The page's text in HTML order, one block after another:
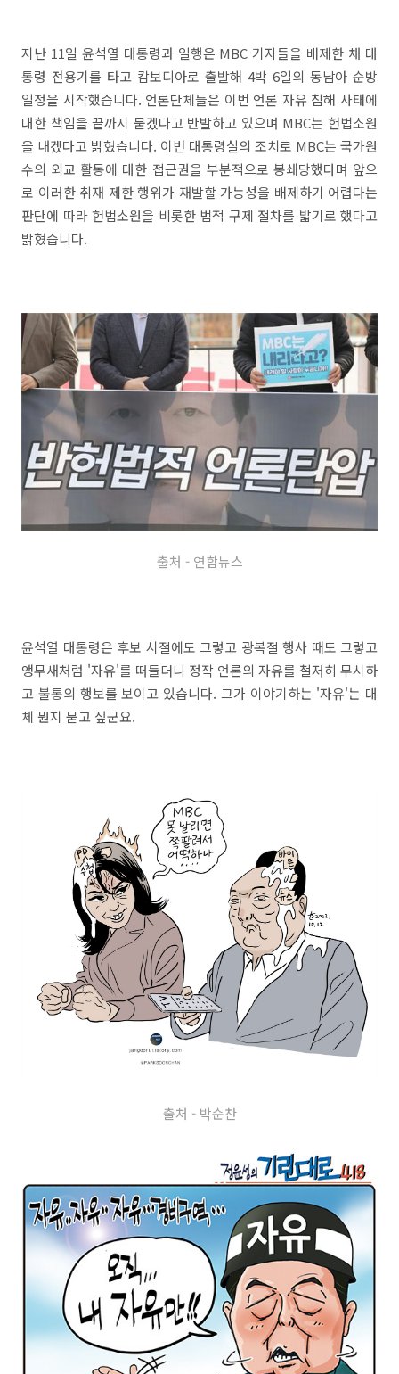
지난 11일 윤석열 대통령과 일행은 MBC 기자들을 배제한 채 대
통령 전용기를 타고 캄보디아로 출발해 4박 6일의 동남아 순방
일정을 시작했습니다. 언론단체들은 이번 언론 자유 침해 사태에
대한 책임을 끝까지 묻겠다고 반발하고 있으며 MBC는 헌법소원
을 내겠다고 밝혔습니다. 이번 대통령실의 조치로 MBC는 국가원
수의 외교 활동에 대한 접근권을 부분적으로 봉쇄당했다며 앞으
로 이러한 취재 제한 행위가 재발할 가능성을 배제하기 어렵다는
판단에 따라 헌법소원을 비롯한 법적 구제 절차를 밟기로 했다고
밝혔습니다.
출처 - 연합뉴스
윤석열 대통령은 후보 시절에도 그렇고 광복절 행사 때도 그렇고
앵무새처럼 '자유'를 떠들더니 정작 언론의 자유를 철저히 무시하
고 불통의 행보를 보이고 있습니다. 그가 이야기하는 '자유'는 대
체 뭔지 묻고 싶군요.
출처 - 박순찬